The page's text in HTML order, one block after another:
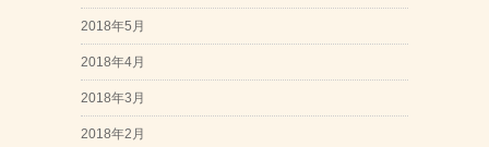
2018年5月
2018年4月
2018年3月
2018年2月